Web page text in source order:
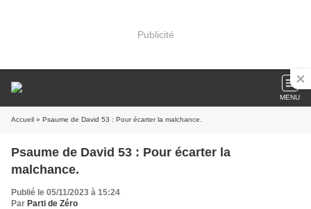
Publicité
MENU
Accueil » Psaume de David 53 : Pour écarter la malchance.
Psaume de David 53 : Pour écarter la
malchance.
Publié le 05/11/2023 à 15:24
Par Parti de Zéro